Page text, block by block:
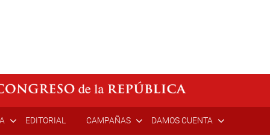
EDITORIAL CAMPAÑAS DAMOS CUENTA